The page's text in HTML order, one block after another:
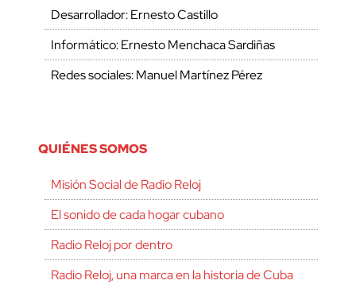
Desarrollador: Ernesto Castillo
Informático: Ernesto Menchaca Sardiñas
Redes sociales: Manuel Martínez Pérez
QUIÉNES SOMOS
Misión Social de Radio Reloj
El sonido de cada hogar cubano
Radio Reloj por dentro
Radio Reloj, una marca en la historia de Cuba